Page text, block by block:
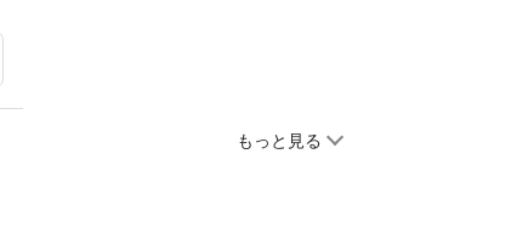
もっと見る